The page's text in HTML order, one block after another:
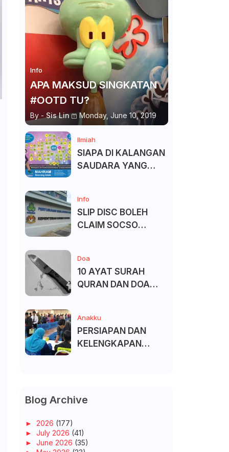
Info
APA MAKSUD SINGKATAN
#OOTD TU?
By - Sis Lin Monday, June 10, 2019
Ilmiah
SIAPA DI KALANGAN
SAUDARA YANG
Info
SLIP DISC BOLEH
CLAIM SOCSO
Doa
10 AYAT SURAH
QURAN DAN DOA
Anakku
PERSIAPAN DAN
KELENGKAPAN
Blog Archive
► 2026 (177)
► July 2026 (41)
► June 2026 (35)